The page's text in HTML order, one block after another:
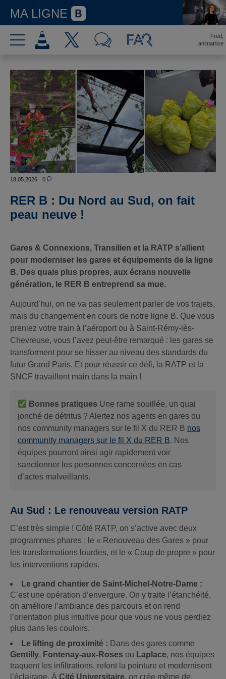
MA LIGNE
Fred,
animatrice
18.05.2026 0
RER B : Du Nord au Sud, on fait
peau neuve !
Gares & Connexions, Transilien et la RATP s’allient
pour moderniser les gares et équipements de la ligne
B. Des quais plus propres, aux écrans nouvelle
génération, le RER B entreprend sa mue.
Aujourd’hui, on ne va pas seulement parler de vos trajets,
mais du changement en cours de notre ligne B. Que vous
preniez votre train à l’aéroport ou à Saint-Rémy-lès-
Chevreuse, vous l’avez peut-être remarqué : les gares se
transforment pour se hisser au niveau des standards du
futur Grand Paris. Et pour réussir ce défi, la RATP et la
SNCF travaillent main dans la main !
Bonnes pratiques Une rame souillée, un quai
jonché de détritus ? Alertez nos agents en gares ou
nos community managers sur le fil X du RER B nos
community managers sur le fil X du RER B. Nos
équipes pourront ainsi agir rapidement voir
sanctionner les personnes concernées en cas
d’actes malveillants.
Au Sud : Le renouveau version RATP
C’est très simple ! Côté RATP, on s’active avec deux
programmes phares : le « Renouveau des Gares » pour
les transformations lourdes, et le « Coup de propre » pour
les interventions rapides.
Le grand chantier de Saint-Michel-Notre-Dame :
C’est une opération d’envergure. On y traite l’étanchéité,
on améliore l’ambiance des parcours et on rend
l’orientation plus intuitive pour que vous ne vous perdiez
plus dans les couloirs.
Le lifting de proximité : Dans des gares comme
Gentilly, Fontenay-aux-Roses ou Laplace, nos équipes
traquent les infiltrations, refont la peinture et modernisent
l’éclairage. À Cité Universitaire, on crée même de